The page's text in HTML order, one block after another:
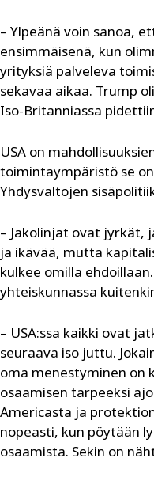
– Ylpeänä voin sanoa,
ensimmäisenä, kun
yrityksiä palveleva
sekavaa aikaa. Trump
Iso-Britanniassa
USA on
toimintaympäristö se
Yhdysvaltojen
– Jakolinjat ovat jyrkät,
ja ikävää, mutta
kulkee omilla
yhteiskunnassa
– USA:ssa kaikki ovat
seuraava iso juttu.
oma menestyminen on
osaamisen tarpeeksi
Americasta ja
nopeasti, kun pöytään
osaamista. Sekin on